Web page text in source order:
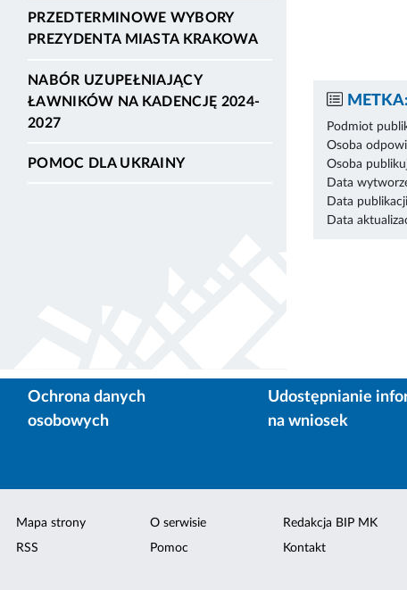
PRZEDTERMINOWE WYBORY
PREZYDENTA MIASTA KRAKOWA
NABÓR UZUPEŁNIAJĄCY
ŁAWNIKÓW NA KADENCJĘ 2024-
2027
POMOC DLA UKRAINY
METKA:
Podmiot
Osoba
Osoba
Data
Data
Data
Ochrona danych
osobowych
Udostępnianie
na wniosek
Mapa strony
RSS
O serwisie
Pomoc
Redakcja BIP MK
Kontakt